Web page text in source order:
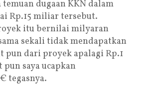
temuan dugaan KKN dalam
Rp.15 miliar tersebut.
itu bernilai milyaran
sekali tidak mendapatkan
pun dari proyek apalagi Rp.1
saya ucapkan
tegasnya.